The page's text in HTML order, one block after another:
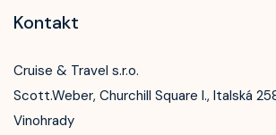
Kontakt
Cruise & Travel s.r.o.
Scott.Weber, Churchill Square I., Italská
Vinohrady